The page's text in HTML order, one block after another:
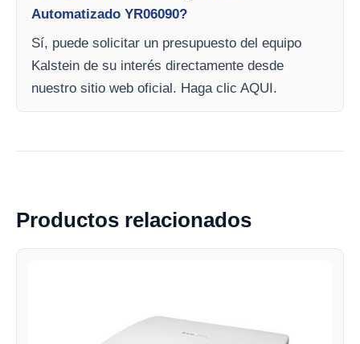
Automatizado YR06090?
Sí, puede solicitar un presupuesto del equipo
Kalstein de su interés directamente desde
nuestro sitio web oficial. Haga clic AQUI.
Productos relacionados